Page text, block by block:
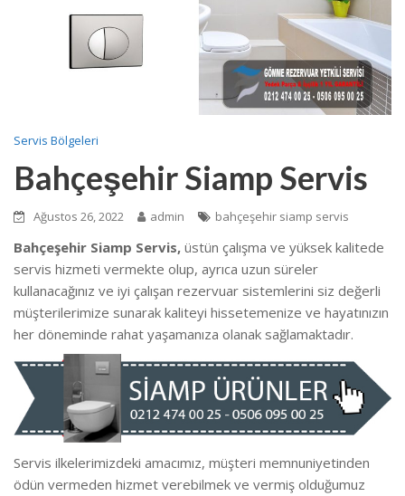
Servis Bölgeleri
Bahçeşehir Siamp Servis
Ağustos 26, 2022 admin bahçeşehir siamp servis
Bahçeşehir Siamp Servis, üstün çalışma ve yüksek kalitede
servis hizmeti vermekte olup, ayrıca uzun süreler
kullanacağınız ve iyi çalışan rezervuar sistemlerini siz değerli
müşterilerimize sunarak kaliteyi hissetemenize ve hayatınızın
her döneminde rahat yaşamanıza olanak sağlamaktadır.
Servis ilkelerimizdeki amacımız, müşteri memnuniyetinden
ödün vermeden hizmet verebilmek ve vermiş olduğumuz